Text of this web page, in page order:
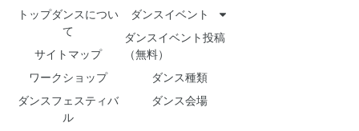
トップダンスについ
て
サイトマップ
ワークショップ
ダンスフェスティバ
ル
ダンスイベント
ダンスイベント投稿
（無料）
ダンス種類
ダンス会場